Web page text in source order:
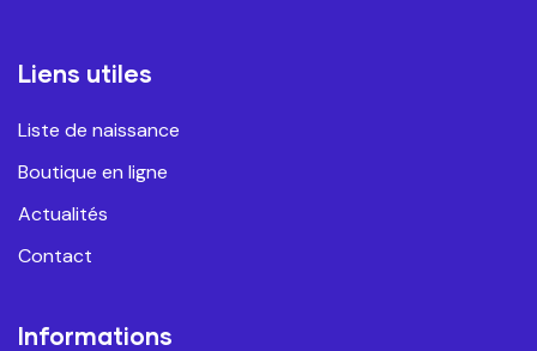
Liens utiles
Liste de naissance
Boutique en ligne
Actualités
Contact
Informations